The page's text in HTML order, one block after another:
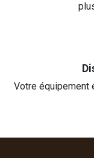
Votre équipement